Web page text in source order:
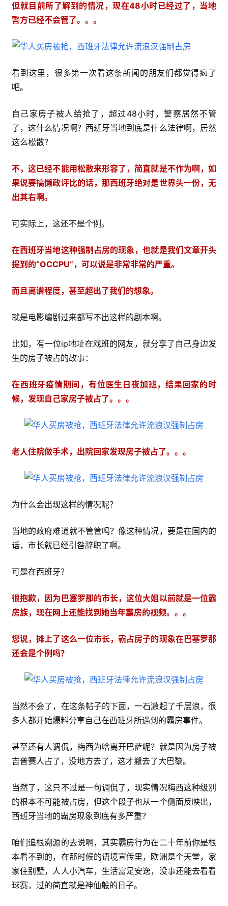
但就目前所了解到的情况，现在48小时已经过了，当地
警方已经不会管了。。。
看到这里，很多第一次看这条新闻的朋友们都觉得疯了
吧。
自己家房子被人给抢了，超过48小时，警察居然不管
了，这什么情况啊？西班牙当地到底是什么法律啊，居然
这么松散？
不，这已经不能用松散来形容了，简直就是不作为啊，如
果说要搞懒政评比的话，那西班牙绝对是世界头一份，无
出其右啊。
可实际上，这还不是个例。
在西班牙当地这种强制占房的现象，也就是我们文章开头
提到的“OCCPU”，可以说是非常非常的严重。
而且离谱程度，甚至超出了我们的想象。
就是电影编剧过来都写不出这样的剧本啊。
比如，有一位ip地址在戏班的网友，就分享了自己身边发
生的房子被占的故事：
在西班牙疫情期间，有位医生日夜加班，结果回家的时
候，发现自己家房子被占了。。。
老人住院做手术，出院回家发现房子被占了。。。
为什么会出现这样的情况呢？
当地的政府难道就不管管吗？像这种情况，要是在国内的
话，市长就已经引咎辞职了啊。
可是在西班牙？
很抱歉，因为巴塞罗那的市长，这位大姐以前就是一位霸
房族，现在网上还能找到她当年霸房的视频。。。
您说，摊上了这么一位市长，霸占房子的现象在巴塞罗那
还会是个例吗？
当然不会了，在这条帖子的下面，一石激起了千层浪，很
多人都开始爆料分享自己在西班牙所遇到的霸房事件。
甚至还有人调侃，梅西为啥离开巴萨呢？就是因为房子被
吉普赛人占了，没地方去了，这才搬去了大巴黎。
当然了，这只不过是一句调侃了，现实情况梅西这种级别
的根本不可能被占房，但这个段子也从一个侧面反映出，
西班牙当地的霸房现象到底有多严重？
咱们追根溯源的去说啊，其实霸房行为在二十年前你是根
本看不到的，在那时候的语境宣传里，欧洲是个天堂，家
家住别墅，人人小汽车，生活富足安逸，没事还能去看看
球赛，过的简直就是神仙般的日子。